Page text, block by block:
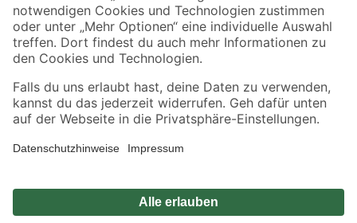
Alle Preisangaben in EUR inkl. gesetzl. MwSt.. Die dargestellten Angebote sind unter
Umständen nicht in allen Märkten verfügbar. Die angegebenen Verfügbarkeiten beziehen
sich auf den unter "Mein Markt" ausgewählten toom Baumarkt. Alle Angebote und
*Paketversand ab 59 € versandkostenfrei, gilt nicht für Artikel mit Speditionsversand, hier
fallen zusätzliche Versandkosten an.
Privatsphäre Impressum